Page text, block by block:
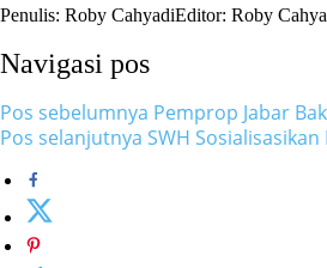
Penulis: Roby CahyadiEditor: Roby
Navigasi pos
Pos sebelumnya Pemprop Jabar
Pos selanjutnya SWH